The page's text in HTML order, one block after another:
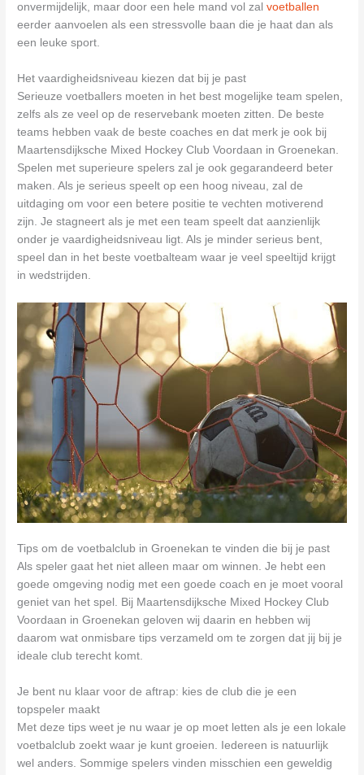
onvermijdelijk, maar door een hele mand vol zalvoetballen
eerder aanvoelen als een stressvolle baan die je haat dan als
een leuke sport.
Het vaardigheidsniveau kiezen dat bij je past
Serieuze voetballers moeten in het best mogelijke team spelen,
zelfs als ze veel op de reservebank moeten zitten. De beste
teams hebben vaak de beste coaches en dat merk je ook bij
Maartensdijksche Mixed Hockey Club Voordaan in Groenekan.
Spelen met superieure spelers zal je ook gegarandeerd beter
maken. Als je serieus speelt op een hoog niveau, zal de
uitdaging om voor een betere positie te vechten motiverend
zijn. Je stagneert als je met een team speelt dat aanzienlijk
onder je vaardigheidsniveau ligt. Als je minder serieus bent,
speel dan in het beste voetbalteam waar je veel speeltijd krijgt
in wedstrijden.
Tips om de voetbalclub in Groenekan te vinden die bij je past
Als speler gaat het niet alleen maar om winnen. Je hebt een
goede omgeving nodig met een goede coach en je moet vooral
geniet van het spel. Bij Maartensdijksche Mixed Hockey Club
Voordaan in Groenekan geloven wij daarin en hebben wij
daarom wat onmisbare tips verzameld om te zorgen dat jij bij je
ideale club terecht komt.
Je bent nu klaar voor de aftrap: kies de club die je een
topspeler maakt
Met deze tips weet je nu waar je op moet letten als je een lokale
voetbalclub zoekt waar je kunt groeien. Iedereen is natuurlijk
wel anders. Sommige spelers vinden misschien een geweldig